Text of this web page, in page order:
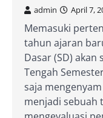
admin April 7,
Memasuki
tahun ajaran
Dasar (SD)
Tengah
saja
menjadi sebuah